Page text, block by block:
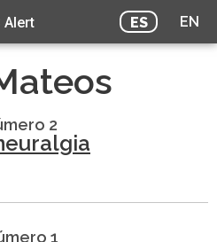
ES EN
Alert
2
1